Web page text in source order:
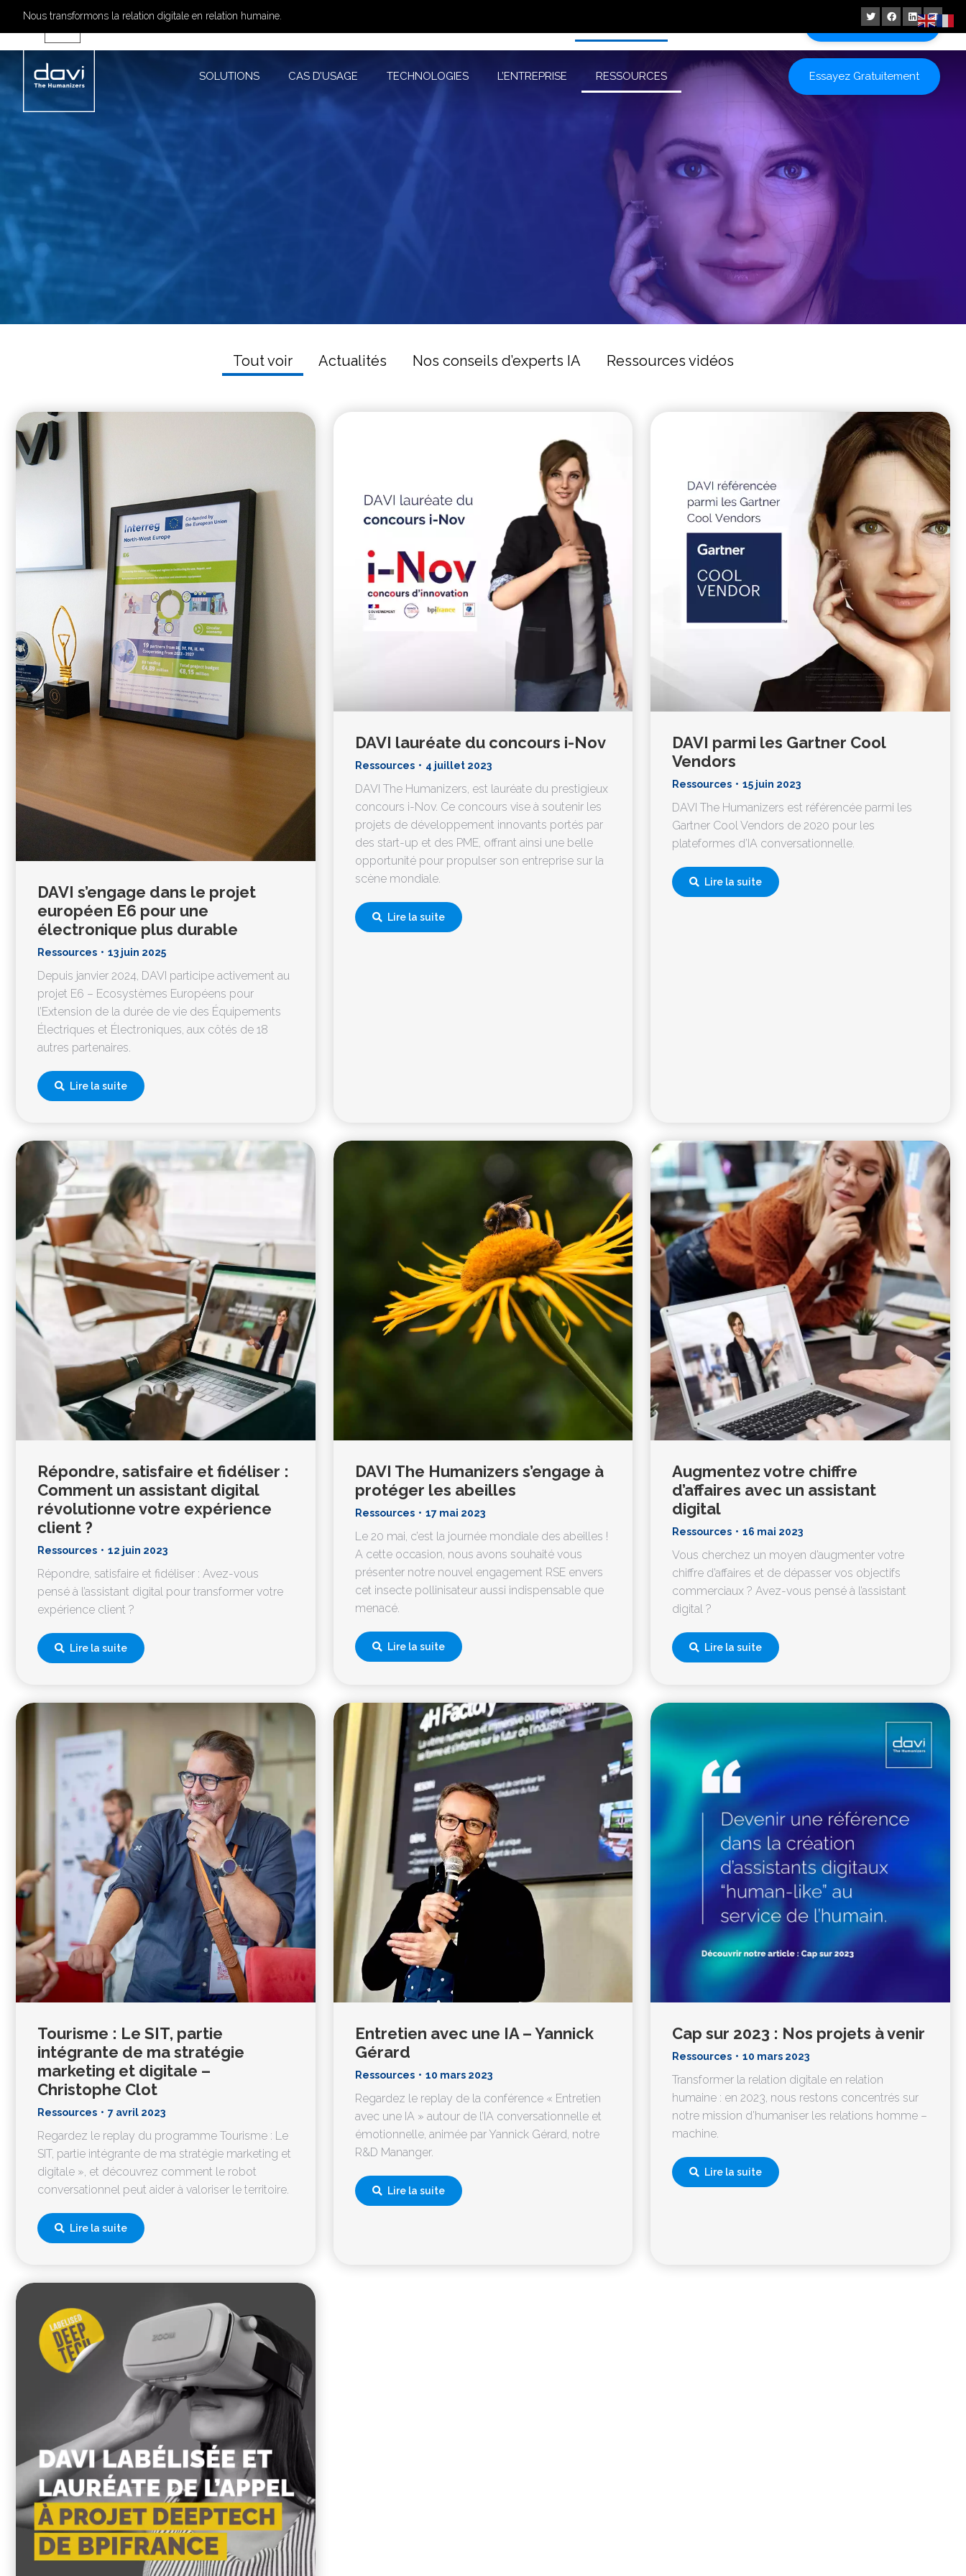
Essayez Gratuitement
Nous transformons la relation digitale en relation humaine.
SOLUTIONS CAS D’USAGE TECHNOLOGIES L’ENTREPRISE RESSOURCES Essayez Gratuitement
Tout voir Actualités Nos conseils d’experts IA Ressources vidéos
DAVI s’engage dans le projet
européen E6 pour une
électronique plus durable
Ressources 13 juin 2025
Depuis janvier 2024, DAVI participe activement au
projet E6 – Ecosystèmes Européens pour
l’Extension de la durée de vie des Équipements
Électriques et Électroniques, aux côtés de 18
autres partenaires.
Lire la suite
DAVI lauréate du concours i-Nov
Ressources 4 juillet 2023
DAVI The Humanizers, est lauréate du prestigieux
concours i-Nov. Ce concours vise à soutenir les
projets de développement innovants portés par
des start-up et des PME, offrant ainsi une belle
opportunité pour propulser son entreprise sur la
scène mondiale.
Lire la suite
DAVI parmi les Gartner Cool
Vendors
Ressources 15 juin 2023
DAVI The Humanizers est référencée parmi les
Gartner Cool Vendors de 2020 pour les
plateformes d’IA conversationnelle.
Lire la suite
Répondre, satisfaire et fidéliser :
Comment un assistant digital
révolutionne votre expérience
client ?
Ressources 12 juin 2023
Répondre, satisfaire et fidéliser : Avez-vous
pensé à l’assistant digital pour transformer votre
expérience client ?
Lire la suite
DAVI The Humanizers s’engage à
protéger les abeilles
Ressources 17 mai 2023
Le 20 mai, c’est la journée mondiale des abeilles !
A cette occasion, nous avons souhaité vous
présenter notre nouvel engagement RSE envers
cet insecte pollinisateur aussi indispensable que
menacé.
Lire la suite
Augmentez votre chiffre
d’affaires avec un assistant
digital
Ressources 16 mai 2023
Vous cherchez un moyen d’augmenter votre
chiffre d’affaires et de dépasser vos objectifs
commerciaux ? Avez-vous pensé à l’assistant
digital ?
Lire la suite
Tourisme : Le SIT, partie
intégrante de ma stratégie
marketing et digitale –
Christophe Clot
Ressources 7 avril 2023
Regardez le replay du programme Tourisme : Le
SIT, partie intégrante de ma stratégie marketing et
digitale », et découvrez comment le robot
conversationnel peut aider à valoriser le territoire.
Lire la suite
Entretien avec une IA – Yannick
Gérard
Ressources 10 mars 2023
Regardez le replay de la conférence « Entretien
avec une IA » autour de l’IA conversationnelle et
émotionnelle, animée par Yannick Gérard, notre
R&D Mananger.
Lire la suite
Cap sur 2023 : Nos projets à venir
Ressources 10 mars 2023
Transformer la relation digitale en relation
humaine : en 2023, nous restons concentrés sur
notre mission d’humaniser les relations homme –
machine.
Lire la suite